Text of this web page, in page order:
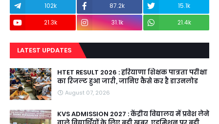
102k 87.2k
15.1k
21.3k
31.1k 21.4k
LATEST UPDATES
HTET RESULT 2026 : हरियाणा शिक्षक पात्रता परीक्षा
का रिजल्ट हुआ जारी, जानिए कैसे कर है डाउनलोड
August 07, 2026
KVS ADMISSION 2027 : केंद्रीय विद्यालय में प्रवेश लेने